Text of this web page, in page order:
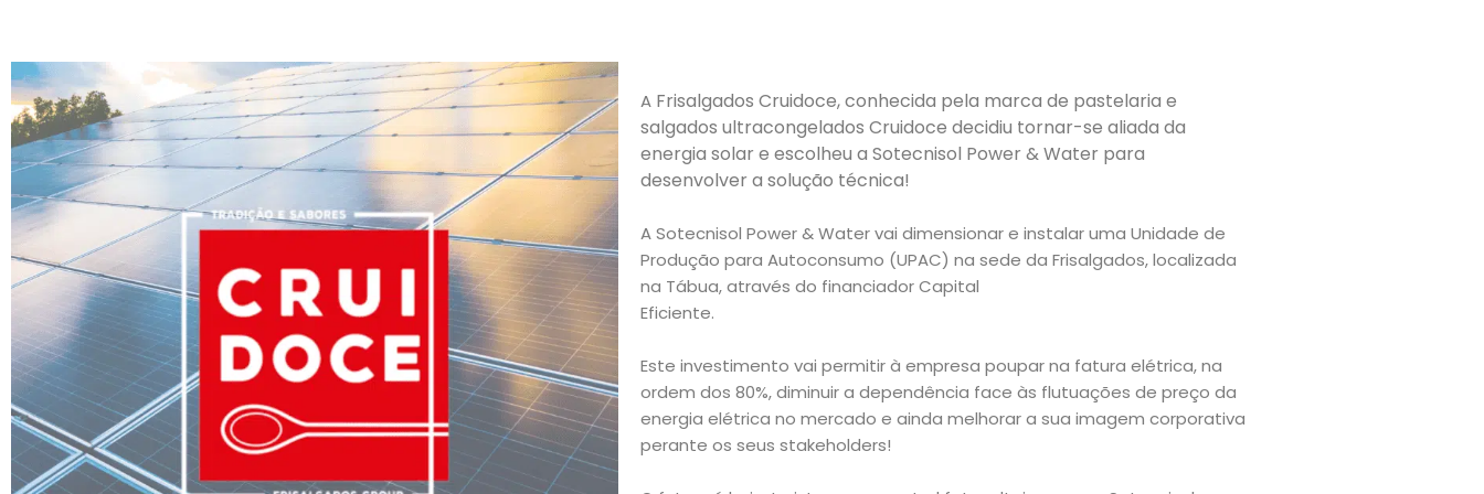
A Frisalgados Cruidoce, conhecida pela marca de pastelaria e
salgados ultracongelados Cruidoce decidiu tornar-se aliada da
energia solar e escolheu a Sotecnisol Power & Water para
desenvolver a solução técnica!
A Sotecnisol Power & Water vai dimensionar e instalar uma Unidade de
Produção para Autoconsumo (UPAC) na sede da Frisalgados, localizada
na Tábua, através do financiador Capital
Eficiente.
Este investimento vai permitir à empresa poupar na fatura elétrica, na
ordem dos 80%, diminuir a dependência face às flutuações de preço da
energia elétrica no mercado e ainda melhorar a sua imagem corporativa
perante os seus stakeholders!